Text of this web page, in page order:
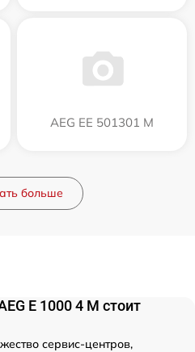
AEG EE 501301 M
больше
E 1000 4 M стоит
сервис-центров,